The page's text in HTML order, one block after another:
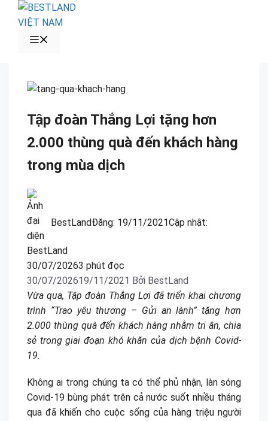
Chuyển
Tập đoàn Thắng Lợi tặng hơn
2.000 thùng quà đến khách hàng
trong mùa dịch
BestLandĐăng: 19/11/2021Cập nhật:
30/07/20263 phút đọc
30/07/202619/11/2021 Bởi BestLand
Vừa qua, Tập đoàn Thắng Lợi đã triển khai chương
trình “Trao yêu thương – Gửi an lành” tặng hơn
2.000 thùng quà đến khách hàng nhằm tri ân, chia
sẻ trong giai đoạn khó khăn của dịch bệnh Covid-
19.
Không ai trong chúng ta có thể phủ nhận, làn sóng
Covid-19 bùng phát trên cả nước suốt nhiều tháng
qua đã khiến cho cuộc sống của hàng triệu người